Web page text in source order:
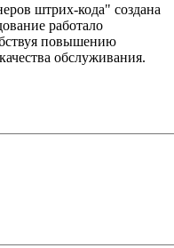
штрих-кода" создана
работало
повышению
обслуживания.